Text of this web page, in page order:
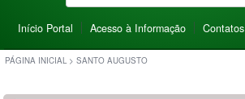
Início Portal Acesso à Informação Contatos
PÁGINA INICIAL > SANTO AUGUSTO